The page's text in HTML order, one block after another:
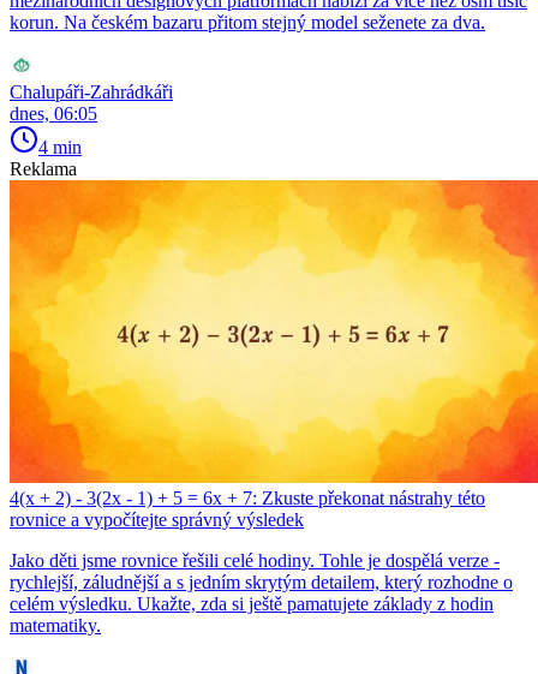
korun. Na českém bazaru přitom stejný model seženete za dva.
Chalupáři-Zahrádkáři
dnes, 06:05
4 min
Reklama
4(x + 2) - 3(2x - 1) + 5 = 6x + 7: Zkuste překonat nástrahy této
rovnice a vypočítejte správný výsledek
Jako děti jsme rovnice řešili celé hodiny. Tohle je dospělá verze -
rychlejší, záludnější a s jedním skrytým detailem, který rozhodne o
celém výsledku. Ukažte, zda si ještě pamatujete základy z hodin
matematiky.